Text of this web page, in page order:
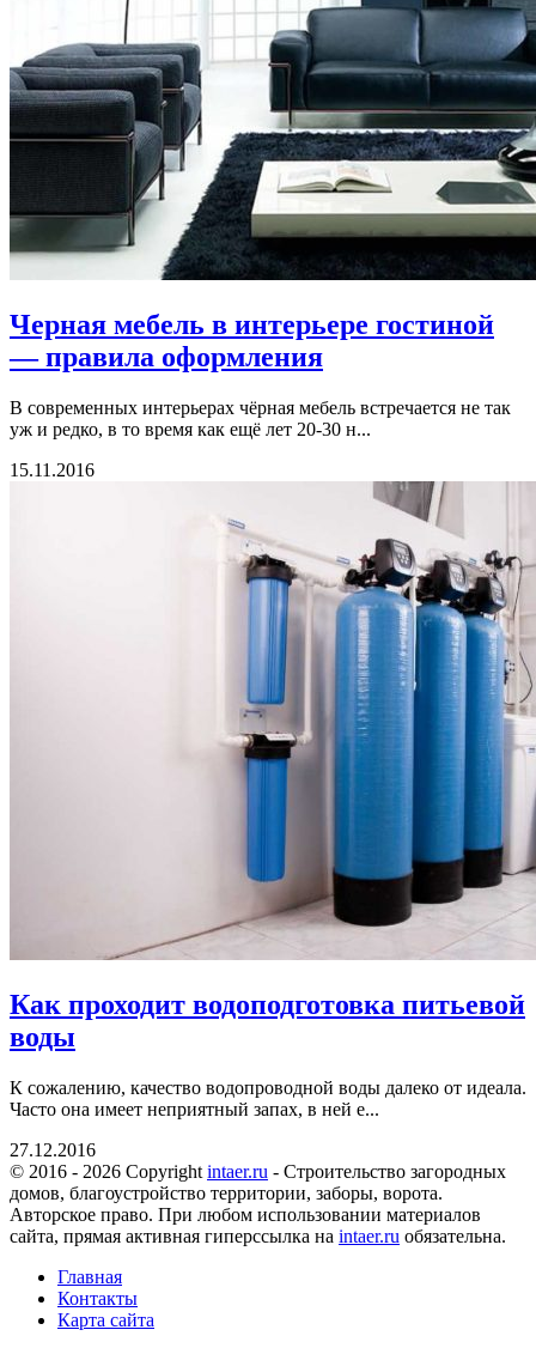
Черная мебель в интерьере гостиной
— правила оформления
В современных интерьерах чёрная мебель встречается не так
уж и редко, в то время как ещё лет 20-30 н...
15.11.2016
Как проходит водоподготовка питьевой
воды
К сожалению, качество водопроводной воды далеко от идеала.
Часто она имеет неприятный запах, в ней е...
27.12.2016
© 2016 - 2026 Copyright intaer.ru - Cтроительство загородных
домов, благоустройство территории, заборы, ворота.
Авторское право. При любом использовании материалов
сайта, прямая активная гиперссылка на intaer.ru обязательна.
Главная
Контакты
Карта сайта